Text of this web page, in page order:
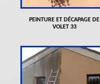
PEINTURE ET DÉCAPAGE DE
VOLET 33